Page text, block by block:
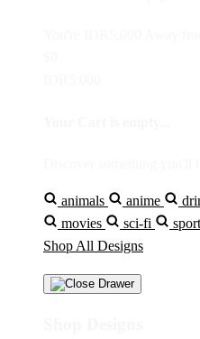
animals anime
movies
sci-fi
Shop All Designs